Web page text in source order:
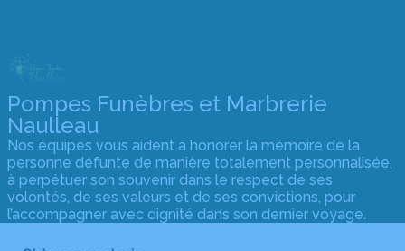
Pompes Funèbres et Marbrerie
Naulleau
Nos équipes vous aident à honorer la mémoire de la
personne défunte de manière totalement personnalisée,
à perpétuer son souvenir dans le respect de ses
volontés, de ses valeurs et de ses convictions, pour
l’accompagner avec dignité dans son dernier voyage.